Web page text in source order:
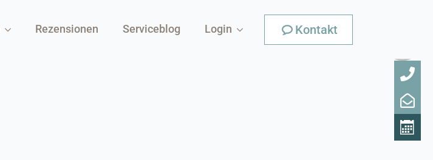
Rezensionen Serviceblog Login Kontakt